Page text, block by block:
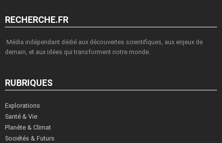
RECHERCHE.FR
Média indépendant dédié aux découvertes scientifiques, aux enjeux de
demain, et aux idées qui transforment notre monde.
RUBRIQUES
Explorations
Santé & Vie
Planète & Climat
Sociétés & Futurs